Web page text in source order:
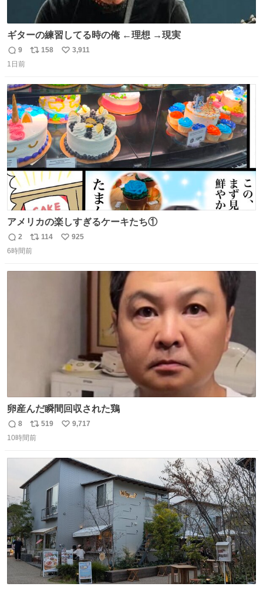
ギターの練習してる時の俺 ←理想 →現実
返
信
9
リ
ト
数
158
い
数
3,911
1日前
アメリカの楽しすぎるケーキたち①
返
信
2
リ
ポ
114
い
925
6時間前
卵産んだ瞬間回収された鶏
返
信
8
リ
ポ
数
519
い
数
9,717
10時間前